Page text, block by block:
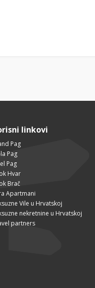
linkovi
Pag
Pag
Pag
Hvar
Brač
Apartmani
Vile u Hrvatskoj
nekretnine u Hrvatskoj
partners